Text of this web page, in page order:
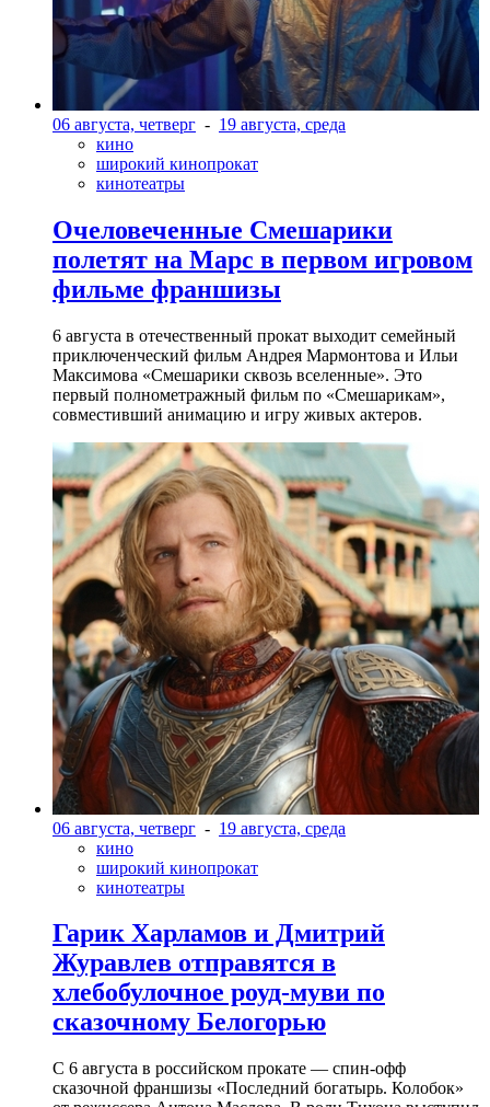
06 августа, четверг - 19 августа, среда
кино
широкий кинопрокат
кинотеатры
Очеловеченные Смешарики
полетят на Марс в первом игровом
фильме франшизы
6 августа в отечественный прокат выходит семейный
приключенческий фильм Андрея Мармонтова и Ильи
Максимова «Смешарики сквозь вселенные». Это
первый полнометражный фильм по «Смешарикам»,
совместивший анимацию и игру живых актеров.
06 августа, четверг - 19 августа, среда
кино
широкий кинопрокат
кинотеатры
Гарик Харламов и Дмитрий
Журавлев отправятся в
хлебобулочное роуд-муви по
сказочному Белогорью
С 6 августа в российском прокате — спин-офф
сказочной франшизы «Последний богатырь. Колобок»